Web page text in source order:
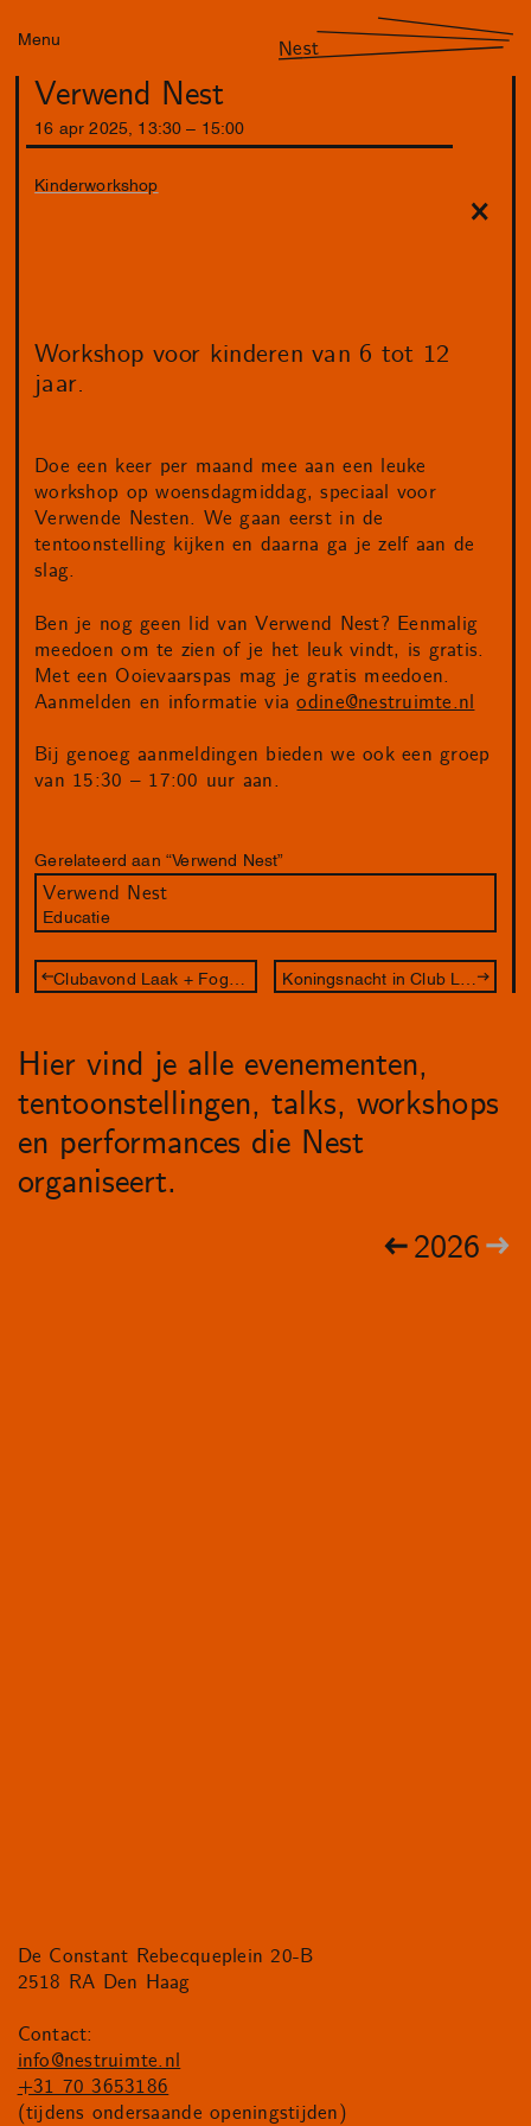
Menu Nest
Verwend Nest
16 apr 2025 13 :30 15 :00
Kinderworkshop
Workshop voor kinderen van 6 tot 12
jaar.
Doe een keer per maand mee aan een leuke
workshop op woensdagmiddag, speciaal voor
Verwende Nesten. We gaan eerst in de
tentoonstelling kijken en daarna ga je zelf aan de
slag.
Ben je nog geen lid van Verwend Nest? Eenmalig
meedoen om te zien of je het leuk vindt, is gratis.
Met een Ooievaarspas mag je gratis meedoen.
Aanmelden en informatie viaodine@nestruimte.nl
Bij genoeg aanmeldingen bieden we ook een groep
van 15:30 – 17:00 uur aan.
Gerelateerd aan “Verwend Nest”
Verwend Nest
Educatie
Hier vind je alle evenementen,
tentoonstellingen, talks, workshops
en performances die Nest
organiseert.
2026
De Constant Rebecqueplein 20-B
2518 RA Den Haag
Contact:
info@nestruimte.nl
+31 70 3653186
(tijdens ondersaande openingstijden)